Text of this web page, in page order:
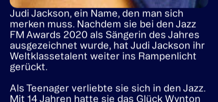
Judi Jackson, ein Name, den man sich
merken muss. Nachdem sie bei den Jazz
FM Awards 2020 als Sängerin des Jahres
ausgezeichnet wurde, hat Judi Jackson ihr
Weltklassetalent weiter ins Rampenlicht
gerückt.
Als Teenager verliebte sie sich in den Jazz.